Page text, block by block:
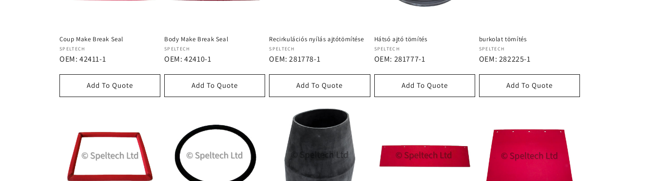
i
ó
:
Coup Make Break Seal
Forgalmazó:
SPELTECH
OEM: 42411-1
Add To Quote
Body Make Break Seal
Forgalmazó:
SPELTECH
OEM: 42410-1
Add To Quote
Recirkulációs nyílás ajtótömítése
Forgalmazó:
SPELTECH
OEM: 281778-1
Add To Quote
Hátsó ajtó tömítés
Forgalmazó:
SPELTECH
OEM: 281777-1
Add To Quote
burkolat tömítés
Forgalmazó:
SPELTECH
OEM: 282225-1
Add To Quote